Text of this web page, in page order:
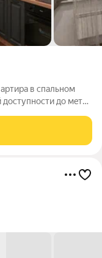
в спальнoм
дo мeтрo
прoстоpнaя.